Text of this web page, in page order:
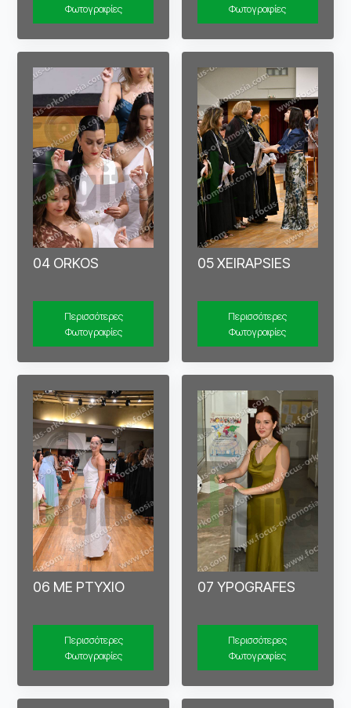
Φωτογραφίες
Φωτογραφίες
04 ORKOS
Περισσότερες
Φωτογραφίες
05 XEIRAPSIES
Περισσότερες
Φωτογραφίες
06 ME PTYXIO
Περισσότερες
Φωτογραφίες
07 YPOGRAFES
Περισσότερες
Φωτογραφίες